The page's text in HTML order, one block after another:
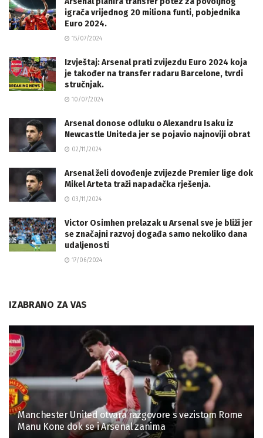
igrača vrijednog 20 miliona funti, pobjednika
Euro 2024.
15/07/2024
Izvještaj: Arsenal prati zvijezdu Euro 2024 koja
je također na transfer radaru Barcelone, tvrdi
stručnjak.
10/07/2024
Arsenal donose odluku o Alexandru Isaku iz
Newcastle Uniteda jer se pojavio najnoviji obrat
02/11/2024
Arsenal želi dovođenje zvijezde Premier lige dok
Mikel Arteta traži napadačka rješenja.
03/11/2024
Victor Osimhen prelazak u Arsenal sve je bliži jer
se značajni razvoj događa samo nekoliko dana
udaljenosti
17/06/2024
IZABRANO ZA VAS
Manchester United otvara razgovore s vezistom Rome
Manu Kone dok se i Arsenal zanima